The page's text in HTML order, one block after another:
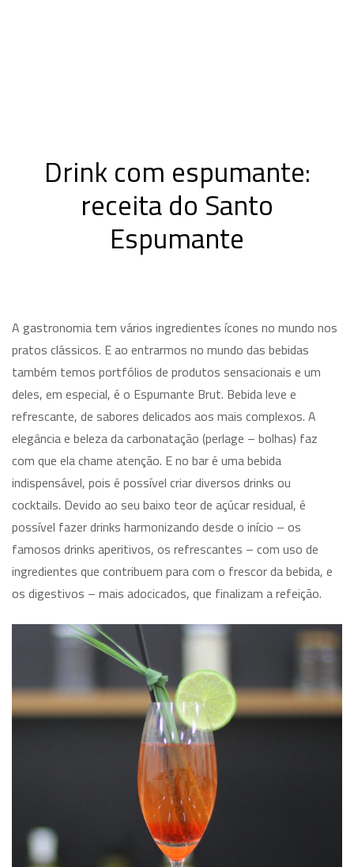
Drink com espumante:
receita do Santo
Espumante
A gastronomia tem vários ingredientes ícones no mundo nos
pratos clássicos. E ao entrarmos no mundo das bebidas
também temos portfólios de produtos sensacionais e um
deles, em especial, é o Espumante Brut. Bebida leve e
refrescante, de sabores delicados aos mais complexos. A
elegância e beleza da carbonatação (perlage – bolhas) faz
com que ela chame atenção. E no bar é uma bebida
indispensável, pois é possível criar diversos drinks ou
cocktails. Devido ao seu baixo teor de açúcar residual, é
possível fazer drinks harmonizando desde o início – os
famosos drinks aperitivos, os refrescantes – com uso de
ingredientes que contribuem para com o frescor da bebida, e
os digestivos – mais adocicados, que finalizam a refeição.